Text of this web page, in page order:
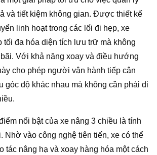
và tiết kiệm không gian. Được thiết kế
linh hoạt trong các lối đi hẹp, xe
tối đa hóa diện tích lưu trữ mà không
Với khả năng xoay và điều hướng
cho phép người vận hành tiếp cận
góc độ khác nhau mà không cần phải di
nổi bật của xe nâng 3 chiều là tính
Nhờ vào công nghệ tiên tiến, xe có thể
tác nâng hạ và xoay hàng hóa một cách